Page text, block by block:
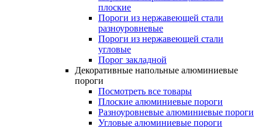
плоские
Пороги из нержавеющей стали
разноуровневые
Пороги из нержавеющей стали
угловые
Порог закладной
Декоративные напольные алюминиевые
пороги
Посмотреть все товары
Плоские алюминиевые пороги
Разноуровневые алюминиевые пороги
Угловые алюминиевые пороги